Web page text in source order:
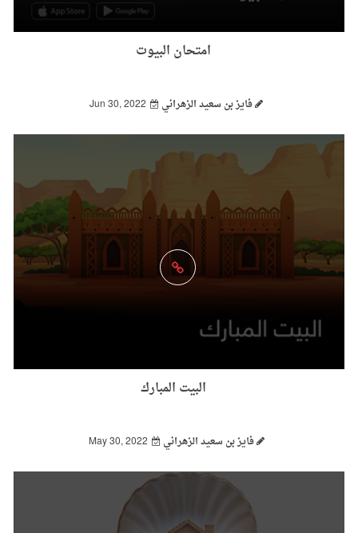
امتحان البيوت
فايز بن سعيد الزهراني Jun 30, 2022
البيت المبارك
فايز بن سعيد الزهراني May 30, 2022